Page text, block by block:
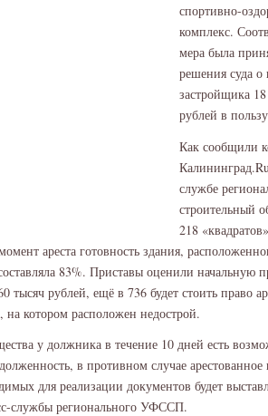
спортивно-
комплекс.
мера была
решения суда о
застройщика
рублей в
Как сообщили
службе
строительный
218
ареста готовность здания,
83%. Приставы оценили начальную
тысяч рублей, ещё в 736 будет стоить право
на котором расположен недострой.
у должника в течение 10 дней есть
в противном случае
для реализации документов будет
службы регионального УФССП.